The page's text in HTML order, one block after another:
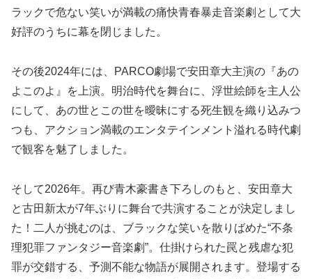
ラックで危ない笑いが満載の痛快青春暴走音楽劇として大
好評のうちに幕を閉じました。
その後2024年には、PARCO劇場で安田章大主演の『あの
よこのよ』を上演。明治時代を舞台に、浮世絵師を主人公
にして、あの世とこの世を曖昧にする死生観を織り込みつ
つも、アクション満載のエンタテインメント溢れる時代劇
で観客を魅了しました。
そして2026年。再び青木豪書き下ろしのもと、安田章大
と古田新太が7年ぶりに舞台で共演することが決定しまし
た！二人が挑むのは、ブラックな笑いを散りばめた“不条
理犯罪ファンタジー音楽劇”。仕掛けられた罠と残虐な犯
罪が交錯する、予測不能な物語が展開されます。登場する